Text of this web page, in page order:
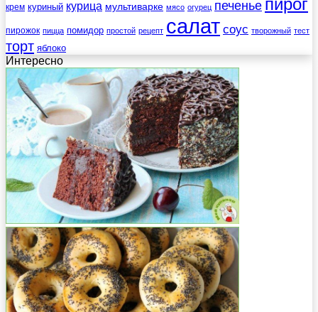
крем куриный курица мультиварке мясо огурец печенье пирог
пирожок пицца помидор простой рецепт салат соус творожный тест
торт яблоко
Интересно